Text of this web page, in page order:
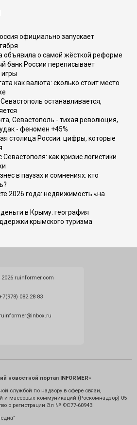
официально запускает
объявила о самой жёсткой реформе
банк России переписывает
игры
как валюта: сколько стоит место
останавливается,
Севастополь - тихая революция,
- феномен +45%
столица России: цифры, которые
как кризис логистики
в паузах и сомнениях: кто
2026 года: недвижимость «на
в Крыму: география
крымского туризма
2026 ruinformer.com
082 28 83
ruinformer@inbox.ru
новостной портал INFORMER»
службой по надзору в сфере связи,
и массовых коммуникаций (Роскомнадзор) 05
о регистрации Эл № ФС77-60943.